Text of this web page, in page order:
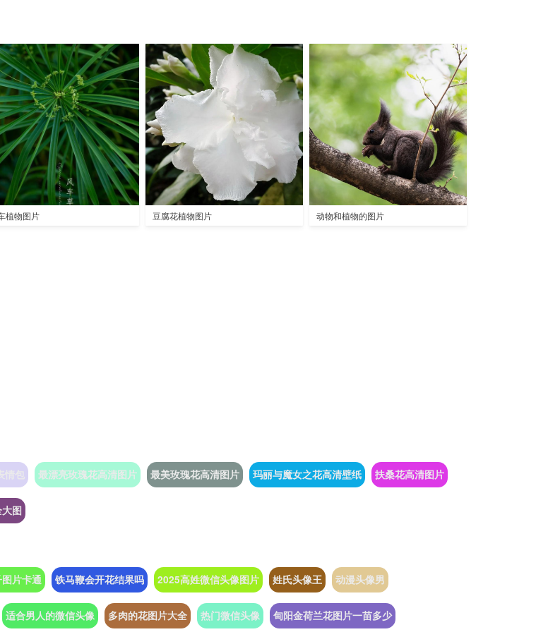
植物图片 豆腐花植物图片 动物和植物的图片
最漂亮玫瑰花高清图片 最美玫瑰花高清图片 玛丽与魔女之花高清壁纸 扶桑花高清图片
图
片卡通 铁马鞭会开花结果吗 2025高姓微信头像图片 姓氏头像王 动漫头像男
适合男人的微信头像 多肉的花图片大全 热门微信头像 甸阳金荷兰花图片一苗多少